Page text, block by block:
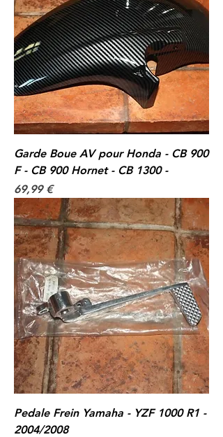
Garde Boue AV pour Honda - CB 900
F - CB 900 Hornet - CB 1300 -
Prix
69,99 €
Pedale Frein Yamaha - YZF 1000 R1 -
2004/2008